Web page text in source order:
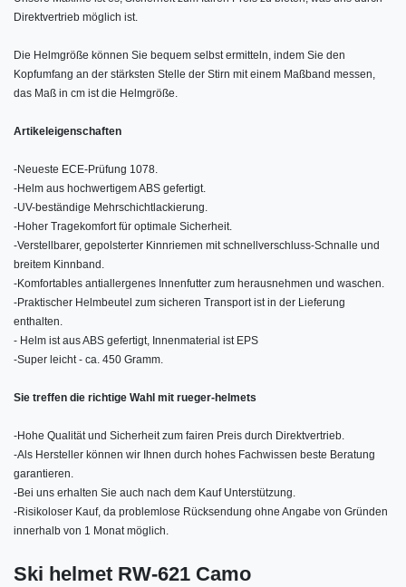
Direktvertrieb möglich ist.
Die Helmgröße können Sie bequem selbst ermitteln, indem Sie den
Kopfumfang an der stärksten Stelle der Stirn mit einem Maßband messen,
das Maß in cm ist die Helmgröße.
Artikeleigenschaften
-Neueste ECE-Prüfung 1078.
-Helm aus hochwertigem ABS gefertigt.
-UV-beständige Mehrschichtlackierung.
-Hoher Tragekomfort für optimale Sicherheit.
-Verstellbarer, gepolsterter Kinnriemen mit schnellverschluss-Schnalle und
breitem Kinnband.
-Komfortables antiallergenes Innenfutter zum herausnehmen und waschen.
-Praktischer Helmbeutel zum sicheren Transport ist in der Lieferung
enthalten.
- Helm ist aus ABS gefertigt, Innenmaterial ist EPS
-Super leicht - ca. 450 Gramm.
Sie treffen die richtige Wahl mit rueger-helmets
-Hohe Qualität und Sicherheit zum fairen Preis durch Direktvertrieb.
-Als Hersteller können wir Ihnen durch hohes Fachwissen beste Beratung
garantieren.
-Bei uns erhalten Sie auch nach dem Kauf Unterstützung.
-Risikoloser Kauf, da problemlose Rücksendung ohne Angabe von Gründen
innerhalb von 1 Monat möglich.
Ski helmet RW-621 Camo